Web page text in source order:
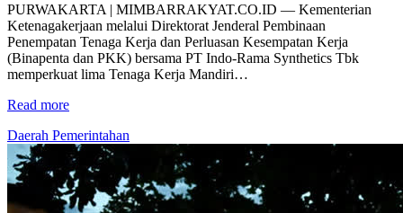
PURWAKARTA | MIMBARRAKYAT.CO.ID — Kementerian
Ketenagakerjaan melalui Direktorat Jenderal Pembinaan
Penempatan Tenaga Kerja dan Perluasan Kesempatan Kerja
(Binapenta dan PKK) bersama PT Indo-Rama Synthetics Tbk
memperkuat lima Tenaga Kerja Mandiri…
Read more
Daerah Pemerintahan